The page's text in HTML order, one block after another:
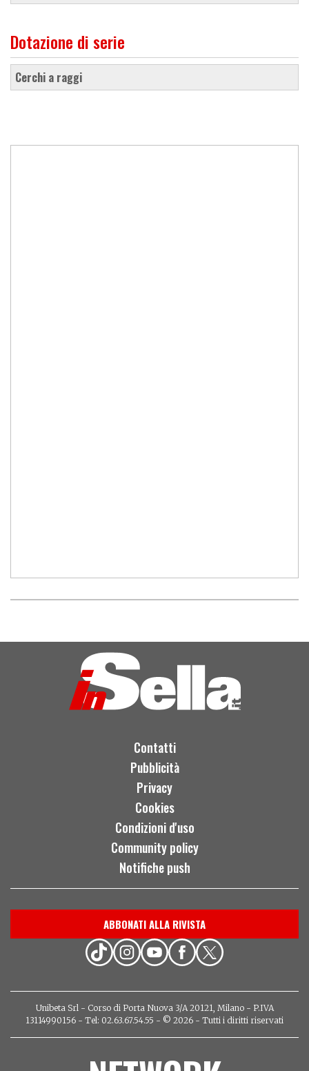
Dotazione di serie
cerchi a raggi
Contatti
Pubblicità
Privacy
Cookies
Condizioni d'uso
Community policy
Notifiche push
ABBONATI ALLA RIVISTA
Unibeta Srl - Corso di Porta Nuova 3/A 20121, Milano - P.IVA
13114990156 - Tel: 02.63.67.54.55 - © 2026 - Tutti i diritti riservati